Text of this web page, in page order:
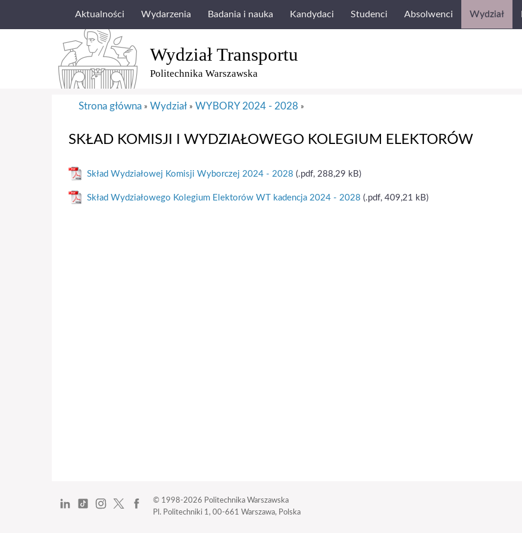
Aktualności Wydarzenia Badania i nauka Kandydaci Studenci Absolwenci Wydział
Wydział Transportu
Politechnika Warszawska
Strona główna » Wydział » WYBORY 2024 - 2028 »
SKŁAD KOMISJI I WYDZIAŁOWEGO KOLEGIUM ELEKTORÓW
Skład Wydziałowej Komisji Wyborczej 2024 - 2028 (.pdf, 288,29 kB)
Skład Wydziałowego Kolegium Elektorów WT kadencja 2024 - 2028 (.pdf, 409,21 kB)
© 1998-2026 Politechnika Warszawska
Pl. Politechniki 1, 00-661 Warszawa, Polska